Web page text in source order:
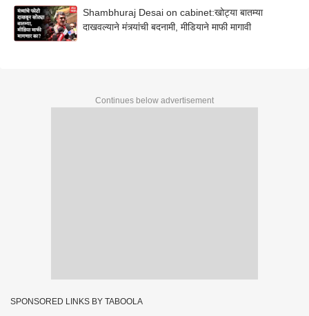
Shambhuraj Desai on cabinet:खोट्या बातम्या
दाखवल्याने मंत्र्यांची बदनामी, मीडियाने माफी मागावी
Continues below advertisement
SPONSORED LINKS BY TABOOLA